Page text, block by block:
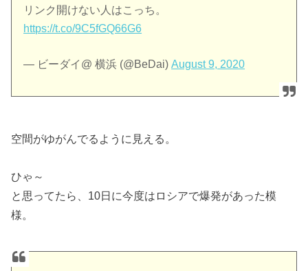
リンク開けない人はこっち。
https://t.co/9C5fGQ66G6
— ビーダイ@ 横浜 (@BeDai)August 9, 2020
空間がゆがんでるように見える。
ひゃ～
と思ってたら、10日に今度はロシアで爆発があった模
様。